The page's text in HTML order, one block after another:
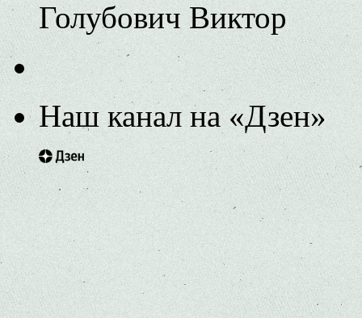
Голубович Виктор
Наш канал на «Дзен»